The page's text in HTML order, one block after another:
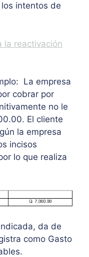
intentos de
la reactivación
La empresa
cobrar por
no le
El cliente
la empresa
incisos
lo que realiza
da de
como Gasto